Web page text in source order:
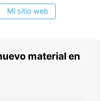
Mi sitio web
material en